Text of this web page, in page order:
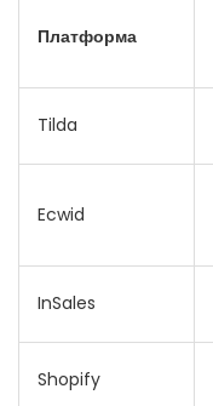
Платформа
Tilda
Ecwid
InSales
Shopify